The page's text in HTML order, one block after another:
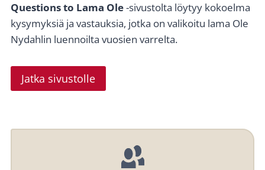
Questions to Lama Ole-sivustolta löytyy kokoelma
kysymyksiä ja vastauksia, jotka on valikoitu lama Ole
Nydahlin luennoilta vuosien varrelta.
Jatka sivustolle